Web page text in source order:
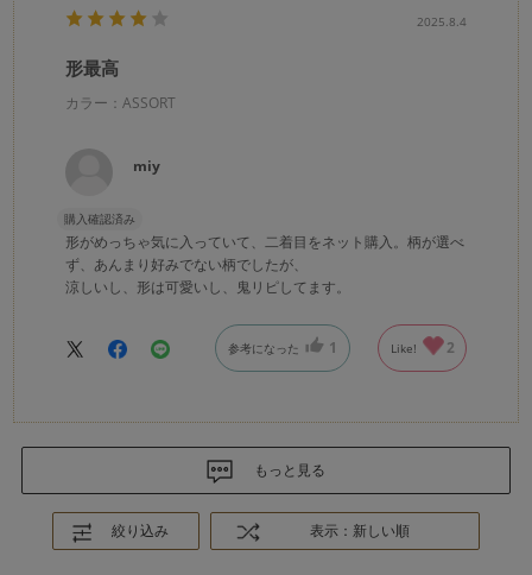
2025.8.4
形最高
カラー：ASSORT
miy
購入確認済み
形がめっちゃ気に入っていて、二着目をネット購入。柄が選べ
ず、あんまり好みでない柄でしたが、
涼しいし、形は可愛いし、鬼リピしてます。
参考になった 1 Like! 2
もっと見る
絞り込み 表示：新しい順